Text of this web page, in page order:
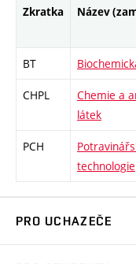
Zkratka Název
BT
CHPL
Chemie a
látek
PCH
technologie
PRO UCHAZEČE